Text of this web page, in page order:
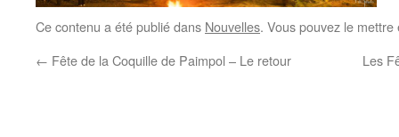
Ce contenu a été publié dans Nouvelles. Vous pouvez le
← Fête de la Coquille de Paimpol – Le retour Les